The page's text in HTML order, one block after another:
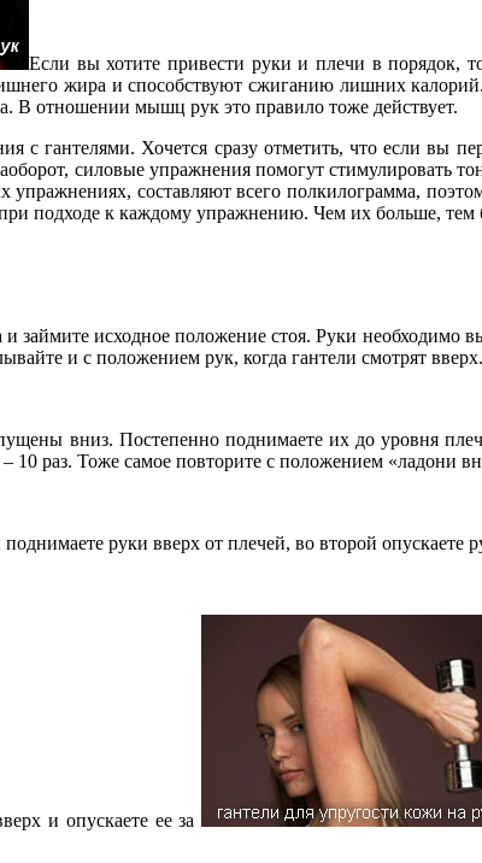
Если вы хотите привести руки и плечи в порядок,
жира и способствуют сжиганию лишних
В отношении мышц рук это правило тоже действует.
с гантелями. Хочется сразу отметить, что если вы
силовые упражнения помогут стимулировать
упражнениях, составляют всего полкилограмма,
подходе к каждому упражнению. Чем их больше, тем
займите исходное положение стоя. Руки необходимо
и с положением рук, когда гантели смотрят
вниз. Постепенно поднимаете их до уровня
10 раз. Тоже самое повторите с положением «ладони
руки вверх от плечей, во второй
и опускаете ее за